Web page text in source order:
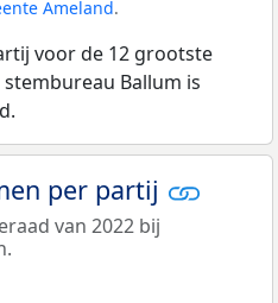
Ameland.
voor de 12 grootste
Ballum is
per partij
van 2022 bij